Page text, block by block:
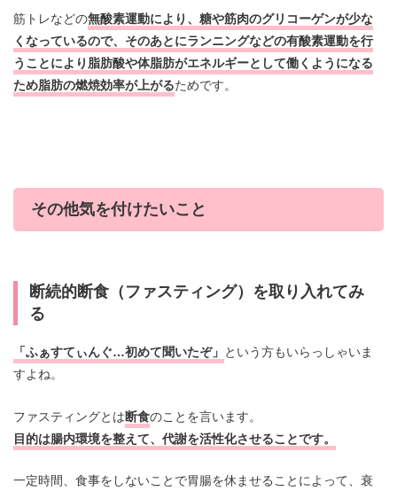
筋トレなどの無酸素運動により、糖や筋肉のグリコーゲンが少な
くなっているので、そのあとにランニングなどの有酸素運動を行
うことにより脂肪酸や体脂肪がエネルギーとして働くようになる
ため脂肪の燃焼効率が上がるためです。
その他気を付けたいこと
断続的断食（ファスティング）を取り入れてみ
る
「ふぁすてぃんぐ…初めて聞いたぞ」 という方もいらっしゃいま
すよね。
ファスティングとは断食のことを言います。
目的は腸内環境を整えて、代謝を活性化させることです。
一定時間、食事をしないことで胃腸を休ませることによって、衰